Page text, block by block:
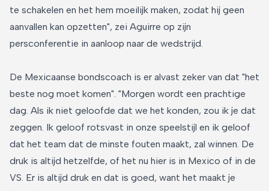
te schakelen en het hem moeilijk maken, zodat hij geen
aanvallen kan opzetten", zei Aguirre op zijn
persconferentie in aanloop naar de wedstrijd.
De Mexicaanse bondscoach is er alvast zeker van dat "het
beste nog moet komen". "Morgen wordt een prachtige
dag. Als ik niet geloofde dat we het konden, zou ik je dat
zeggen. Ik geloof rotsvast in onze speelstijl en ik geloof
dat het team dat de minste fouten maakt, zal winnen. De
druk is altijd hetzelfde, of het nu hier is in Mexico of in de
VS. Er is altijd druk en dat is goed, want het maakt je